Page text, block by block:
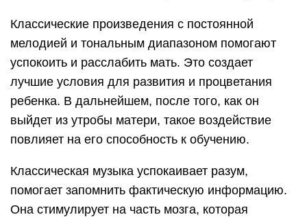
Классические произведения с постоянной
мелодией и тональным диапазоном помогают
успокоить и расслабить мать. Это создает
лучшие условия для развития и процветания
ребенка. В дальнейшем, после того, как он
выйдет из утробы матери, такое воздействие
повлияет на его способность к обучению.
Классическая музыка успокаивает разум,
помогает запомнить фактическую информацию.
Она стимулирует на часть мозга, которая